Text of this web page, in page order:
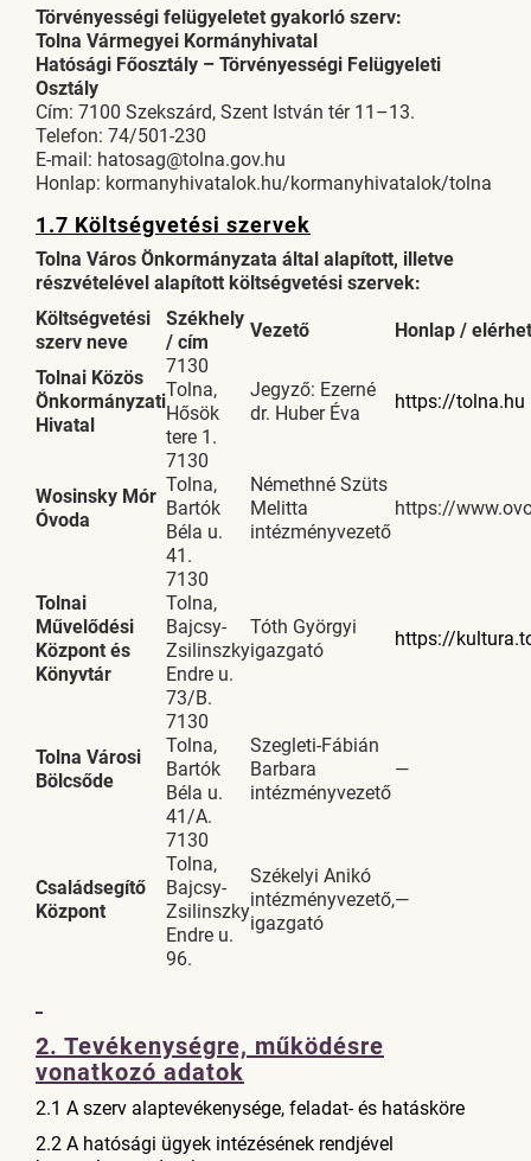
Törvényességi felügyeletet gyakorló szerv:
Tolna Vármegyei Kormányhivatal
Hatósági Főosztály – Törvényességi Felügyeleti
Osztály
Cím: 7100 Szekszárd, Szent István tér 11–13.
Telefon: 74/501-230
E-mail: hatosag@tolna.gov.hu
Honlap: kormanyhivatalok.hu/kormanyhivatalok/tolna
1.7 Költségvetési szervek
Tolna Város Önkormányzata által alapított, illetve
részvételével alapított költségvetési szervek:
Költségvetési
szerv neve
Székhely
/ cím
Vezető Honlap /
Tolnai Közös
Önkormányzati
Hivatal
7130
Tolna,
Hősök
tere 1.
Jegyző: Ezerné
dr. Huber Éva
https://tolna.hu
Wosinsky Mór
Óvoda
7130
Tolna,
Bartók
Béla u.
41.
Némethné Szüts
Melitta
intézményvezető
https://
Tolnai
Művelődési
Központ és
Könyvtár
7130
Tolna,
Bajcsy-
Zsilinszky
Endre u.
73/B.
Tóth Györgyi
igazgató
https://
Tolna Városi
Bölcsőde
7130
Tolna,
Bartók
Béla u.
41/A.
Szegleti-Fábián
Barbara
intézményvezető
—
Családsegítő
Központ
7130
Tolna,
Bajcsy-
Zsilinszky
Endre u.
96.
Székelyi Anikó
intézményvezető,
igazgató
—
2. Tevékenységre, működésre
vonatkozó adatok
2.1 A szerv alaptevékenysége, feladat- és hatásköre
2.2 A hatósági ügyek intézésének rendjével